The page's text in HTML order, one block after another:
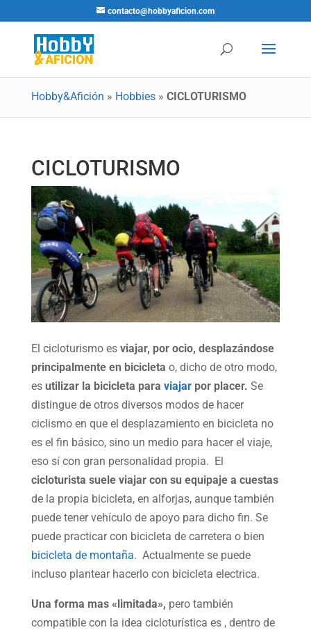
contacto@hobbyaficion.com
Hobby&Afición » Hobbies» CICLOTURISMO
CICLOTURISMO
El cicloturismo es viajar, por ocio, desplazándose
principalmente en bicicleta o, dicho de otro modo,
es utilizar la bicicleta para viajarpor placer. Se
distingue de otros diversos modos de hacer
ciclismo en que el desplazamiento en bicicleta no
es el fin básico, sino un medio para hacer el viaje,
eso sí con gran personalidad propia. El
cicloturista suele viajar con su equipaje a cuestas
de la propia bicicleta, en alforjas, aunque también
puede tener vehículo de apoyo para dicho fin. Se
puede practicar con bicicleta de carretera o bien
bicicleta de montaña. Actualmente se puede
incluso plantear hacerlo con bicicleta electrica.
Una forma mas «limitada», pero también
compatible con la idea cicloturística es , dentro de